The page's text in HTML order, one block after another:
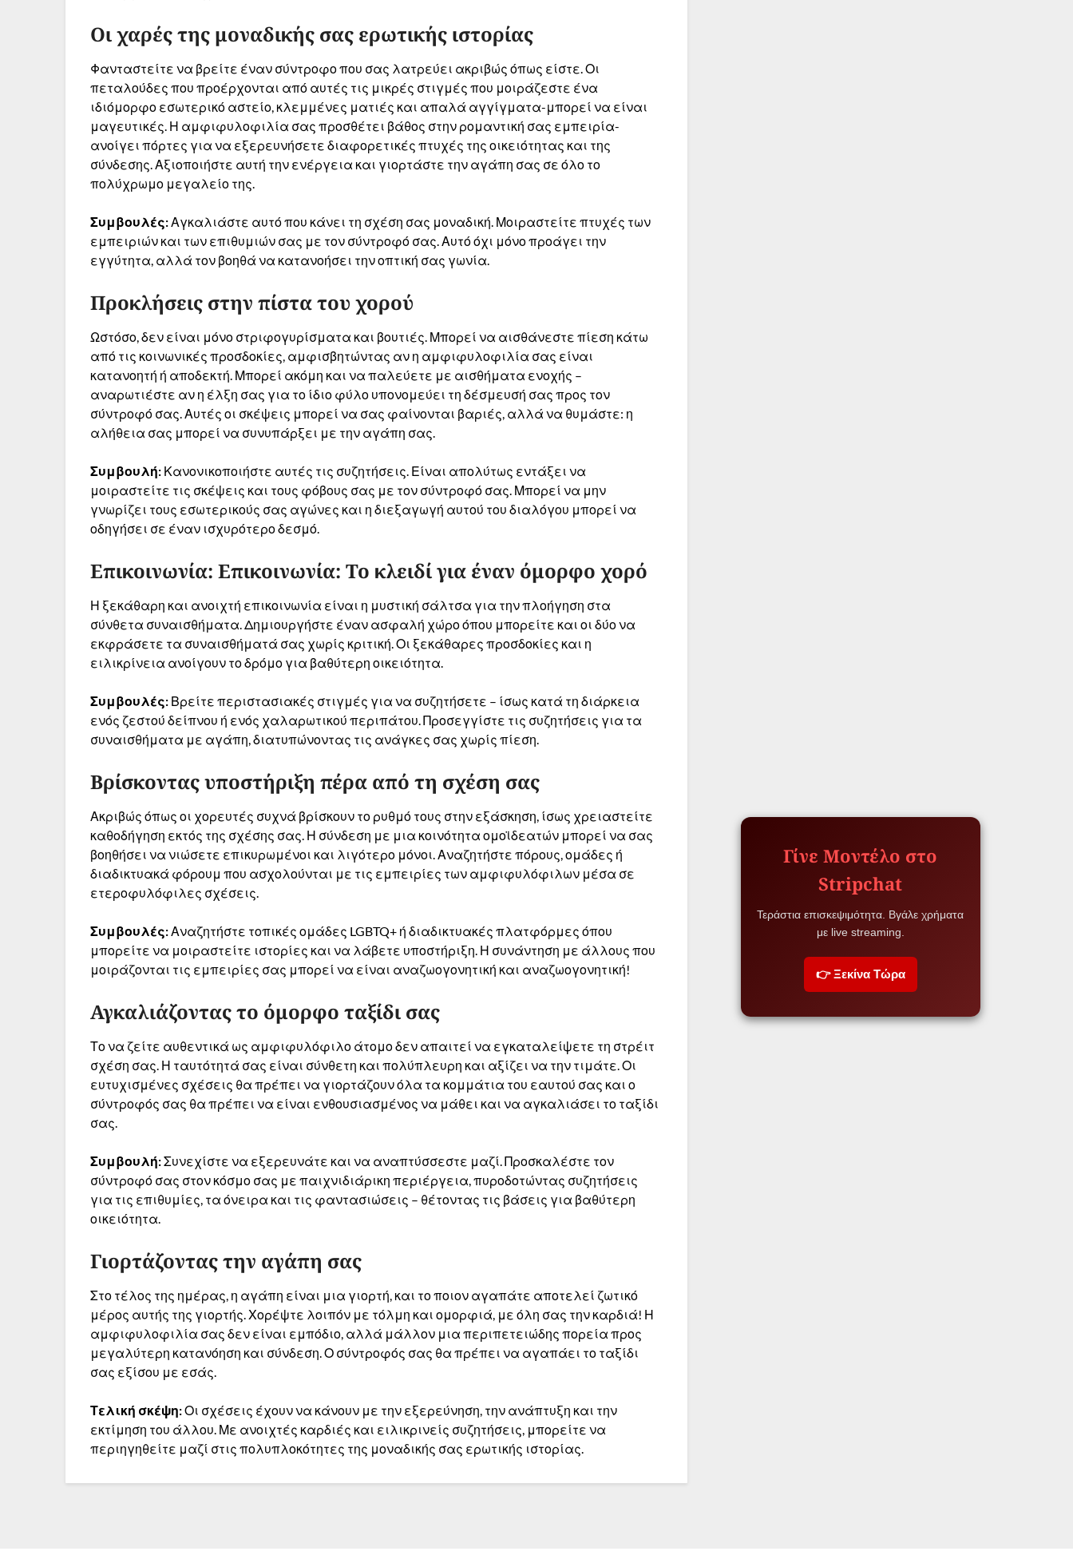
Οι χαρές της μοναδικής σας ερωτικής ιστορίας
Φανταστείτε να βρείτε έναν σύντροφο που σας λατρεύει ακριβώς όπως είστε. Οι
πεταλούδες που προέρχονται από αυτές τις μικρές στιγμές που μοιράζεστε ένα
ιδιόμορφο εσωτερικό αστείο, κλεμμένες ματιές και απαλά αγγίγματα-μπορεί να είναι
μαγευτικές. Η αμφιφυλοφιλία σας προσθέτει βάθος στην ρομαντική σας εμπειρία-
ανοίγει πόρτες για να εξερευνήσετε διαφορετικές πτυχές της οικειότητας και της
σύνδεσης. Αξιοποιήστε αυτή την ενέργεια και γιορτάστε την αγάπη σας σε όλο το
πολύχρωμο μεγαλείο της.
Συμβουλές: Αγκαλιάστε αυτό που κάνει τη σχέση σας μοναδική. Μοιραστείτε πτυχές των
εμπειριών και των επιθυμιών σας με τον σύντροφό σας. Αυτό όχι μόνο προάγει την
εγγύτητα, αλλά τον βοηθά να κατανοήσει την οπτική σας γωνία.
Προκλήσεις στην πίστα του χορού
Ωστόσο, δεν είναι μόνο στριφογυρίσματα και βουτιές. Μπορεί να αισθάνεστε πίεση κάτω
από τις κοινωνικές προσδοκίες, αμφισβητώντας αν η αμφιφυλοφιλία σας είναι
κατανοητή ή αποδεκτή. Μπορεί ακόμη και να παλεύετε με αισθήματα ενοχής –
αναρωτιέστε αν η έλξη σας για το ίδιο φύλο υπονομεύει τη δέσμευσή σας προς τον
σύντροφό σας. Αυτές οι σκέψεις μπορεί να σας φαίνονται βαριές, αλλά να θυμάστε: η
αλήθεια σας μπορεί να συνυπάρξει με την αγάπη σας.
Συμβουλή: Κανονικοποιήστε αυτές τις συζητήσεις. Είναι απολύτως εντάξει να
μοιραστείτε τις σκέψεις και τους φόβους σας με τον σύντροφό σας. Μπορεί να μην
γνωρίζει τους εσωτερικούς σας αγώνες και η διεξαγωγή αυτού του διαλόγου μπορεί να
οδηγήσει σε έναν ισχυρότερο δεσμό.
Επικοινωνία: Επικοινωνία: Το κλειδί για έναν όμορφο χορό
Η ξεκάθαρη και ανοιχτή επικοινωνία είναι η μυστική σάλτσα για την πλοήγηση στα
σύνθετα συναισθήματα. Δημιουργήστε έναν ασφαλή χώρο όπου μπορείτε και οι δύο να
εκφράσετε τα συναισθήματά σας χωρίς κριτική. Οι ξεκάθαρες προσδοκίες και η
ειλικρίνεια ανοίγουν το δρόμο για βαθύτερη οικειότητα.
Συμβουλές: Βρείτε περιστασιακές στιγμές για να συζητήσετε – ίσως κατά τη διάρκεια
ενός ζεστού δείπνου ή ενός χαλαρωτικού περιπάτου. Προσεγγίστε τις συζητήσεις για τα
συναισθήματα με αγάπη, διατυπώνοντας τις ανάγκες σας χωρίς πίεση.
Βρίσκοντας υποστήριξη πέρα από τη σχέση σας
Ακριβώς όπως οι χορευτές συχνά βρίσκουν το ρυθμό τους στην εξάσκηση, ίσως χρειαστείτε
καθοδήγηση εκτός της σχέσης σας. Η σύνδεση με μια κοινότητα ομοϊδεατών μπορεί να σας
βοηθήσει να νιώσετε επικυρωμένοι και λιγότερο μόνοι. Αναζητήστε πόρους, ομάδες ή
διαδικτυακά φόρουμ που ασχολούνται με τις εμπειρίες των αμφιφυλόφιλων μέσα σε
ετεροφυλόφιλες σχέσεις.
Συμβουλές: Αναζητήστε τοπικές ομάδες LGBTQ+ ή διαδικτυακές πλατφόρμες όπου
μπορείτε να μοιραστείτε ιστορίες και να λάβετε υποστήριξη. Η συνάντηση με άλλους που
μοιράζονται τις εμπειρίες σας μπορεί να είναι αναζωογονητική και αναζωογονητική!
Αγκαλιάζοντας το όμορφο ταξίδι σας
Το να ζείτε αυθεντικά ως αμφιφυλόφιλο άτομο δεν απαιτεί να εγκαταλείψετε τη στρέιτ
σχέση σας. Η ταυτότητά σας είναι σύνθετη και πολύπλευρη και αξίζει να την τιμάτε. Οι
ευτυχισμένες σχέσεις θα πρέπει να γιορτάζουν όλα τα κομμάτια του εαυτού σας και ο
σύντροφός σας θα πρέπει να είναι ενθουσιασμένος να μάθει και να αγκαλιάσει το ταξίδι
σας.
Συμβουλή:Συνεχίστε να εξερευνάτε και να αναπτύσσεστε μαζί. Προσκαλέστε τον
σύντροφό σας στον κόσμο σας με παιχνιδιάρικη περιέργεια, πυροδοτώντας συζητήσεις
για τις επιθυμίες, τα όνειρα και τις φαντασιώσεις – θέτοντας τις βάσεις για βαθύτερη
οικειότητα.
Γιορτάζοντας την αγάπη σας
Στο τέλος της ημέρας, η αγάπη είναι μια γιορτή, και το ποιον αγαπάτε αποτελεί ζωτικό
μέρος αυτής της γιορτής. Χορέψτε λοιπόν με τόλμη και ομορφιά, με όλη σας την καρδιά! Η
αμφιφυλοφιλία σας δεν είναι εμπόδιο, αλλά μάλλον μια περιπετειώδης πορεία προς
μεγαλύτερη κατανόηση και σύνδεση. Ο σύντροφός σας θα πρέπει να αγαπάει το ταξίδι
σας εξίσου με εσάς.
Τελική σκέψη:Οι σχέσεις έχουν να κάνουν με την εξερεύνηση, την ανάπτυξη και την
εκτίμηση του άλλου. Με ανοιχτές καρδιές και ειλικρινείς συζητήσεις, μπορείτε να
περιηγηθείτε μαζί στις πολυπλοκότητες της μοναδικής σας ερωτικής ιστορίας.
Γίνε Μοντέλο στο
Stripchat
Τεράστια επισκεψιμότητα. Βγάλε χρήματα
με live streaming.
👉 Ξεκίνα Τώρα